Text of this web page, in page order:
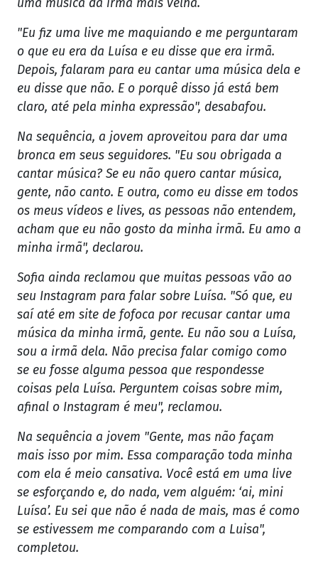
uma música da irmã mais velha.
"Eu fiz uma live me maquiando e me perguntaram
o que eu era da Luísa e eu disse que era irmã.
Depois, falaram para eu cantar uma música dela e
eu disse que não. E o porquê disso já está bem
claro, até pela minha expressão", desabafou.
Na sequência, a jovem aproveitou para dar uma
bronca em seus seguidores. "Eu sou obrigada a
cantar música? Se eu não quero cantar música,
gente, não canto. E outra, como eu disse em todos
os meus vídeos e lives, as pessoas não entendem,
acham que eu não gosto da minha irmã. Eu amo a
minha irmã", declarou.
Sofia ainda reclamou que muitas pessoas vão ao
seu Instagram para falar sobre Luísa. "Só que, eu
saí até em site de fofoca por recusar cantar uma
música da minha irmã, gente. Eu não sou a Luísa,
sou a irmã dela. Não precisa falar comigo como
se eu fosse alguma pessoa que respondesse
coisas pela Luísa. Perguntem coisas sobre mim,
afinal o Instagram é meu", reclamou.
Na sequência a jovem "Gente, mas não façam
mais isso por mim. Essa comparação toda minha
com ela é meio cansativa. Você está em uma live
se esforçando e, do nada, vem alguém: ‘ai, mini
Luísa’. Eu sei que não é nada de mais, mas é como
se estivessem me comparando com a Luisa",
completou.